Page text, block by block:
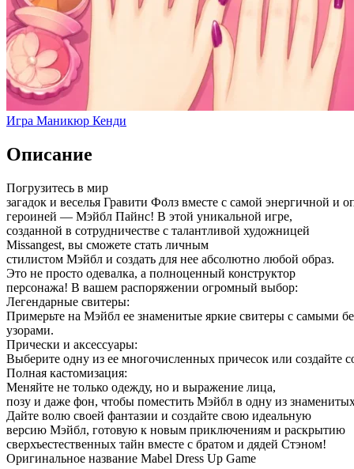
Игра Маникюр Кенди
Описание
Погрузитесь в мир
загадок и веселья Гравити Фолз вместе с самой энергичной и
героиней — Мэйбл Пайнс! В этой уникальной игре,
созданной в сотрудничестве с талантливой художницей
Missangest, вы сможете стать личным
стилистом Мэйбл и создать для нее абсолютно любой образ.
Это не просто одевалка, а полноценный конструктор
персонажа! В вашем распоряжении огромный выбор:
Легендарные свитеры:
Примерьте на Мэйбл ее знаменитые яркие свитеры с самыми
узорами.
Прически и аксессуары:
Выберите одну из ее многочисленных причесок или создайте
Полная кастомизация:
Меняйте не только одежду, но и выражение лица,
позу и даже фон, чтобы поместить Мэйбл в одну из
Дайте волю своей фантазии и создайте свою идеальную
версию Мэйбл, готовую к новым приключениям и раскрытию
сверхъестественных тайн вместе с братом и дядей Стэном!
Оригинальное название Mabel Dress Up Game